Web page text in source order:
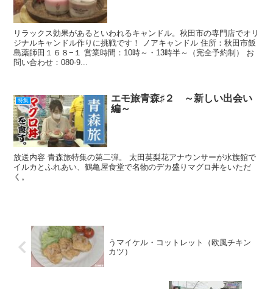
リラックス効果があるといわれるキャンドル。秋田市の専門店でオリ
ジナルキャンドル作りに挑戦です！ ノアキャンドル 住所：秋田市飯
島薬師田１６８−１ 営業時間：10時～・13時半～（完全予約制） お
問い合わせ：080-9...
特集
エモ旅青森♯２ ～新しい出会い
編～
放送内容 青森旅特集の第二弾。 太田英梨花アナウンサーが水族館で
イルカとふれあい、鶴亀屋食堂で名物のデカ盛りマグロ丼をいただ
く。
うマイケル・コットレット（欧風チキン
カツ）